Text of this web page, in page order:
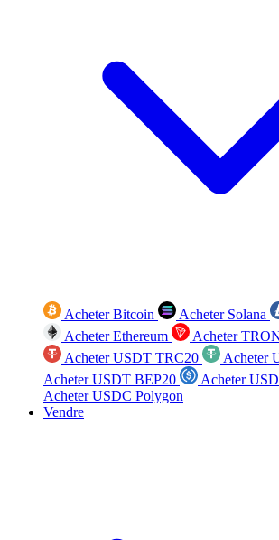
Acheter Bitcoin Acheter Solana
Acheter Ethereum
Acheter
Acheter USDT TRC20
Acheter
Acheter USDT BEP20
Acheter
Acheter USDC Polygon
Vendre